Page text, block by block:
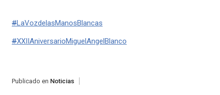
#LaVozdelasManosBlancas
#XXIIAniversarioMiguelAngelBlanco
Publicado en Noticias